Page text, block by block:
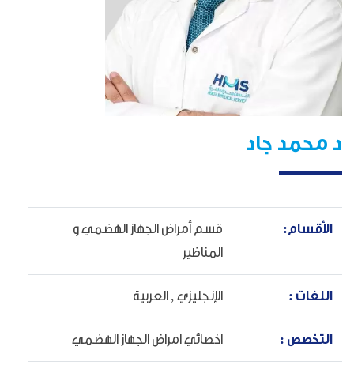
د محمد جاد
الأقسام:
قسم أمراض الجهاز الهضمي و
المناظير
اللغات : الإنجليزي , العربية
التخصص : اخصائي امراض الجهاز الهضمي